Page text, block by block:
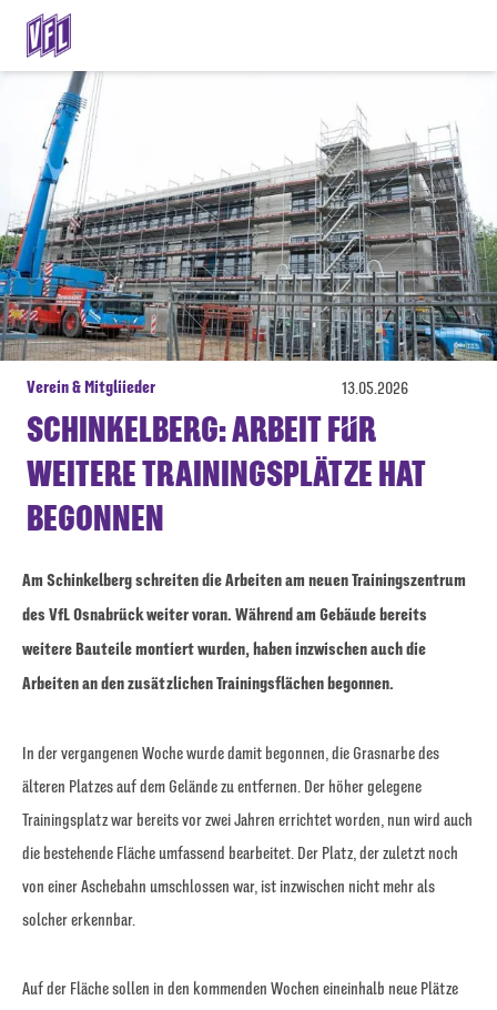
Verein & Mitgliieder 13.05.2026
SCHINKELBERG: ARBEIT FÜR
WEITERE TRAININGSPLÄTZE HAT
BEGONNEN
Am Schinkelberg schreiten die Arbeiten am neuen Trainingszentrum
des VfL Osnabrück weiter voran. Während am Gebäude bereits
weitere Bauteile montiert wurden, haben inzwischen auch die
Arbeiten an den zusätzlichen Trainingsflächen begonnen.
In der vergangenen Woche wurde damit begonnen, die Grasnarbe des
älteren Platzes auf dem Gelände zu entfernen. Der höher gelegene
Trainingsplatz war bereits vor zwei Jahren errichtet worden, nun wird auch
die bestehende Fläche umfassend bearbeitet. Der Platz, der zuletzt noch
von einer Aschebahn umschlossen war, ist inzwischen nicht mehr als
solcher erkennbar.
Auf der Fläche sollen in den kommenden Wochen eineinhalb neue Plätze